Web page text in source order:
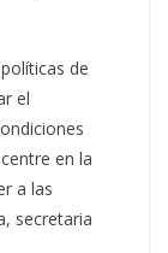
de
el
en la
a las
secretaria